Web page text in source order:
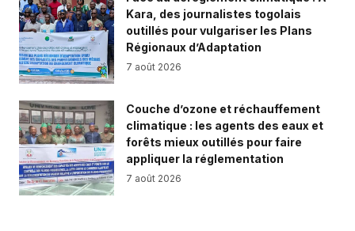
Kara, des journalistes togolais
outillés pour vulgariser les Plans
Régionaux d’Adaptation
7 août 2026
Couche d’ozone et réchauffement
climatique : les agents des eaux et
forêts mieux outillés pour faire
appliquer la réglementation
7 août 2026